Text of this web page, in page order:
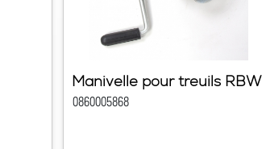
Manivelle pour treuils RBW
0860005868